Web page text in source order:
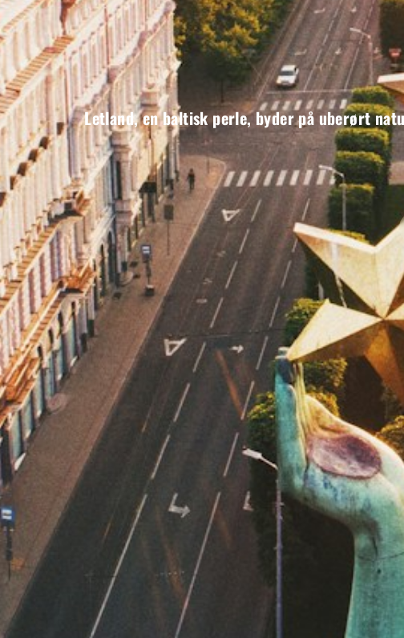
Letland, en baltisk perle, byder på uberørt